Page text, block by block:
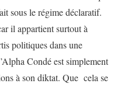
sous le régime déclaratif.
il appartient surtout à
politiques dans une
Condé est simplement
à son diktat. Que cela se